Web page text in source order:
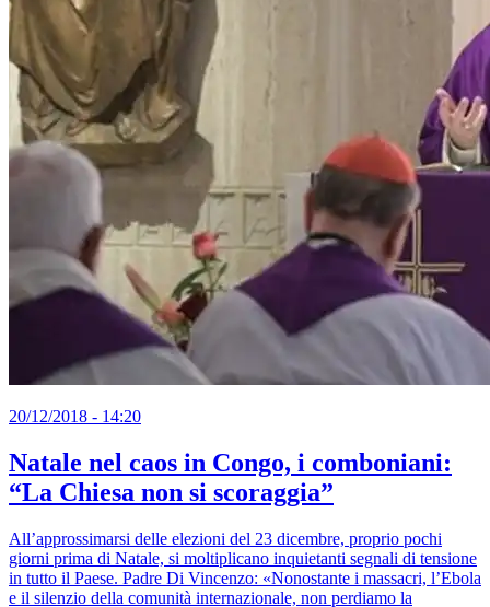
20/12/2018 - 14:20
Natale nel caos in Congo, i comboniani:
“La Chiesa non si scoraggia”
All’approssimarsi delle elezioni del 23 dicembre, proprio pochi
giorni prima di Natale, si moltiplicano inquietanti segnali di tensione
in tutto il Paese. Padre Di Vincenzo: «Nonostante i massacri, l’Ebola
e il silenzio della comunità internazionale, non perdiamo la